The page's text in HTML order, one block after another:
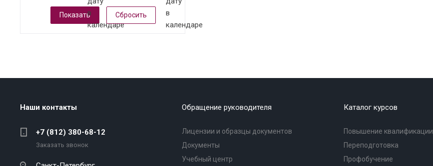
Сбросить
Наши контакты
+7 (812) 380-68-12
Заказать звонок
Обращение руководителя
Лицензии и образцы документов
Документы
Учебный центр
Каталог курсов
Повышение квалификации
Переподготовка
Профобучение